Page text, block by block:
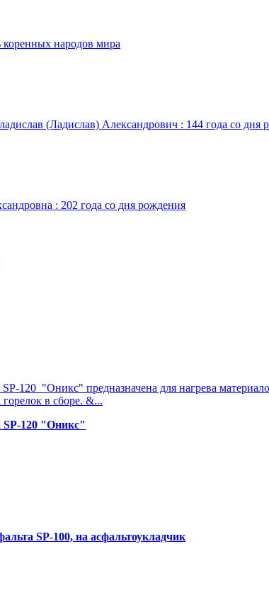
народов мира
(Ладислав) Александрович : 144 года со дня
: 202 года со дня рождения
120 "Оникс" предназначена для нагрева
в сборе. &...
SP-120 "Оникс"
SP-100, на асфальтоукладчик